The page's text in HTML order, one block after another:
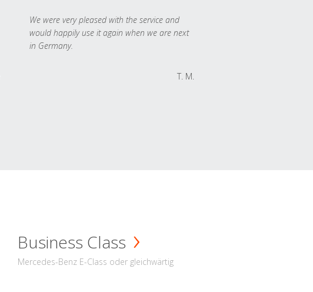
We were very pleased with the service and
would happily use it again when we are next
in Germany.
T. M.
Business Class
Mercedes-Benz E-Class oder gleichwärtig